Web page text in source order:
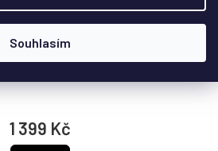
Souhlasím
1 399 Kč
set pro sběratelskou edici včetně